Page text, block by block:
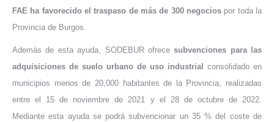
FAE ha favorecido el traspaso de más de 300 negocios por toda la
Provincia de Burgos.
Además de esta ayuda, SODEBUR ofrecesubvenciones para las
adquisiciones de suelo urbano de uso industrial consolidado en
municipios menos de 20,000 habitantes de la Provincia, realizadas
entre el 15 de noviembre de 2021 y el 28 de octubre de 2022.
Mediante esta ayuda se podrá subvencionar un 35 % del coste de